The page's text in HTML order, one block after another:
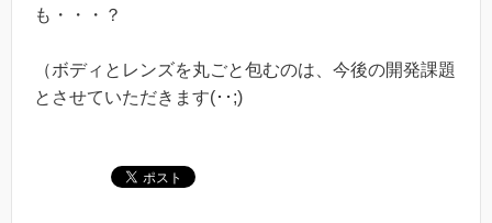
も・・・？
（ボディとレンズを丸ごと包むのは、今後の開発課題
とさせていただきます(･･;)